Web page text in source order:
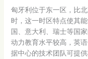
匈牙利位于东一区，比
时，这一时区特点使其
国、意大利、瑞士等国
动力教育水平较高，英
据中心的技术团队可提供